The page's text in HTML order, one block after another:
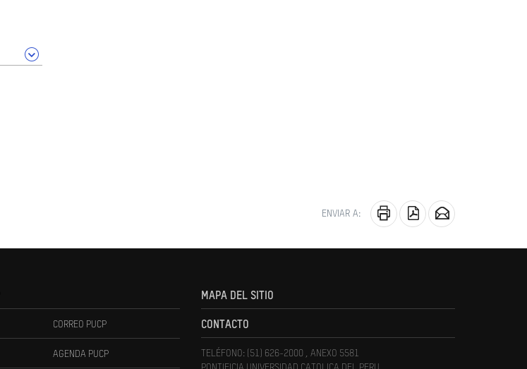
ENVIAR A:
CORREO PUCP
AGENDA PUCP
MAPA DEL SITIO
CONTACTO
TELÉFONO: (51) 626-2000 , ANEXO 5581